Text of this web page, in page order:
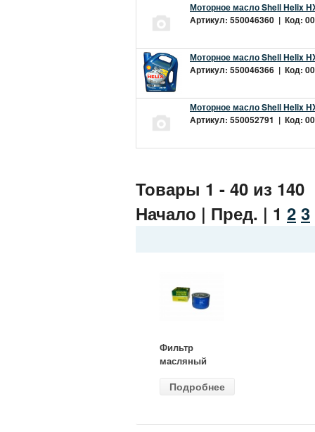
Моторное масло Shell Helix
Артикул: 550046360 | Код:
Моторное масло Shell Helix
Артикул: 550046366 | Код:
Моторное масло Shell Helix
Артикул: 550052791 | Код:
Товары 1 - 40 из 140
Начало | Пред. | 1 2 3
Фильтр
масляный
(MANN) W
Подробнее